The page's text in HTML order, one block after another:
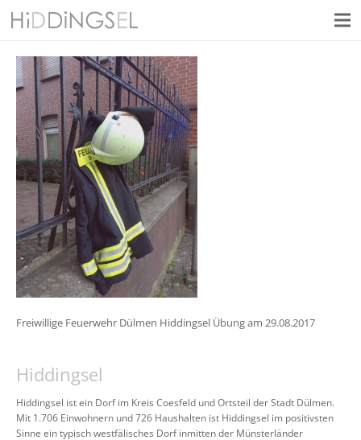
Freiwillige Feuerwehr Dülmen Hiddingsel Übung am 29.08.2017
Hiddingsel
Hiddingsel ist ein Dorf im Kreis Coesfeld und Ortsteil der Stadt Dülmen.
Mit 1.706 Einwohnern und 726 Haushalten ist Hiddingsel im positivsten
Sinne ein typisch westfälisches Dorf inmitten der Münsterländer